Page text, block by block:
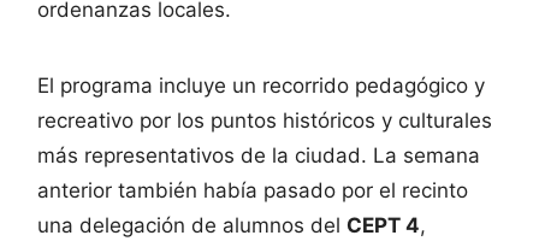
ordenanzas locales.
El programa incluye un recorrido pedagógico y
recreativo por los puntos históricos y culturales
más representativos de la ciudad. La semana
anterior también había pasado por el recinto
una delegación de alumnos del CEPT 4,